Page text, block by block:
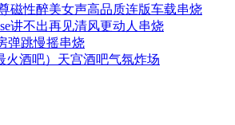
磁性醉美女声高品质连版车载串烧
讲不出再见清风更动人串烧
弹跳慢摇串烧
火酒吧）天宫酒吧气氛炸场